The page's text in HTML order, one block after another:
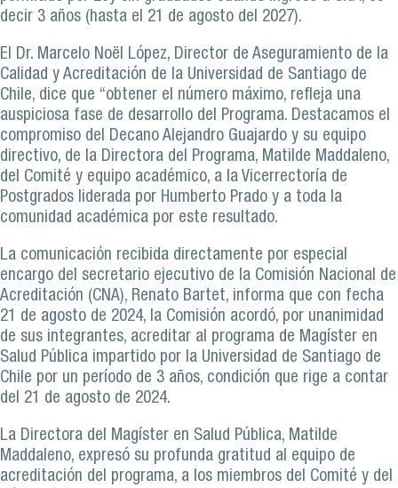
decir 3 años (hasta el 21 de agosto del 2027).
El Dr. Marcelo Noël López, Director de Aseguramiento de la
Calidad y Acreditación de la Universidad de Santiago de
Chile, dice que “obtener el número máximo, refleja una
auspiciosa fase de desarrollo del Programa. Destacamos el
compromiso del Decano Alejandro Guajardo y su equipo
directivo, de la Directora del Programa, Matilde Maddaleno,
del Comité y equipo académico, a la Vicerrectoría de
Postgrados liderada por Humberto Prado y a toda la
comunidad académica por este resultado.
La comunicación recibida directamente por especial
encargo del secretario ejecutivo de la Comisión Nacional de
Acreditación (CNA), Renato Bartet, informa que con fecha
21 de agosto de 2024, la Comisión acordó, por unanimidad
de sus integrantes, acreditar al programa de Magíster en
Salud Pública impartido por la Universidad de Santiago de
Chile por un período de 3 años, condición que rige a contar
del 21 de agosto de 2024.
La Directora del Magíster en Salud Pública, Matilde
Maddaleno, expresó su profunda gratitud al equipo de
acreditación del programa, a los miembros del Comité y del